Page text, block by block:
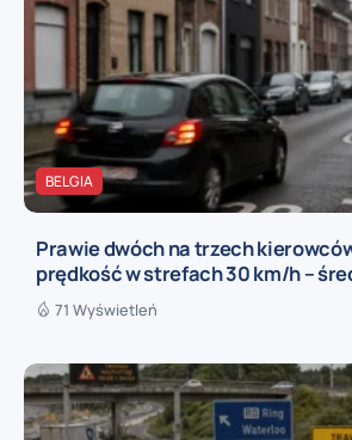
BELGIA
Prawie dwóch na trzech
prędkość w strefach 30 km/h –
71 Wyświetleń